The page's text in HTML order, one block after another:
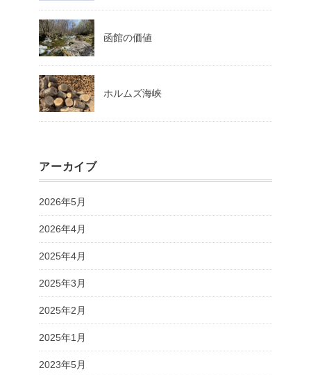
函館の価値
ホルムズ海峡
アーカイブ
2026年5月
2026年4月
2025年4月
2025年3月
2025年2月
2025年1月
2023年5月